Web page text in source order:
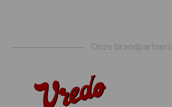
Onze brandpartners